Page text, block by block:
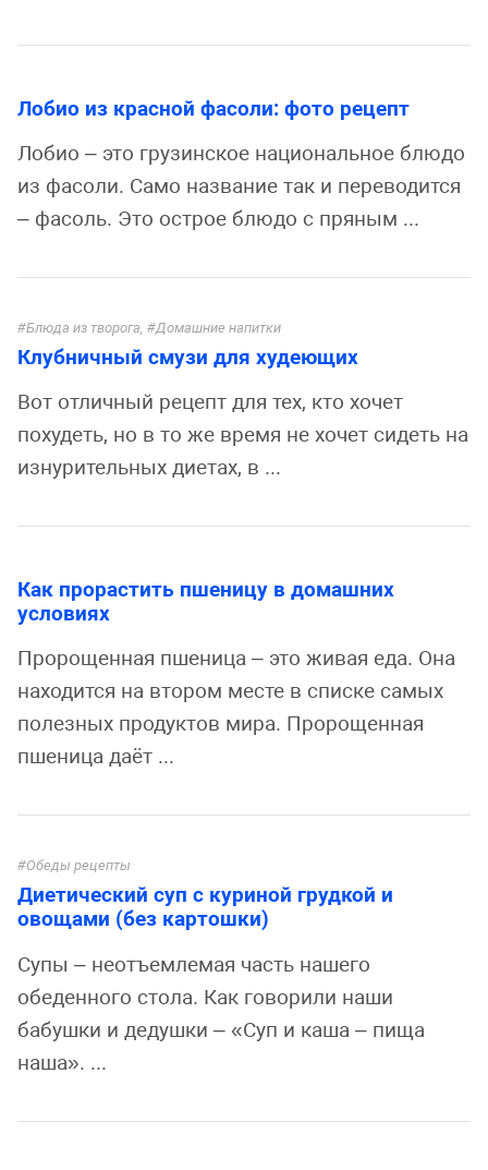
Лобио из красной фасоли: фото рецепт
Лобио – это грузинское национальное блюдо
из фасоли. Само название так и переводится
– фасоль. Это острое блюдо с пряным ...
Блюда из творога Домашние напитки
Клубничный смузи для худеющих
Вот отличный рецепт для тех, кто хочет
похудеть, но в то же время не хочет сидеть на
изнурительных диетах, в ...
Как прорастить пшеницу в домашних
условиях
Пророщенная пшеница – это живая еда. Она
находится на втором месте в списке самых
полезных продуктов мира. Пророщенная
пшеница даёт ...
Обеды рецепты
Диетический суп с куриной грудкой и
овощами (без картошки)
Супы – неотъемлемая часть нашего
обеденного стола. Как говорили наши
бабушки и дедушки – «Суп и каша – пища
наша». ...